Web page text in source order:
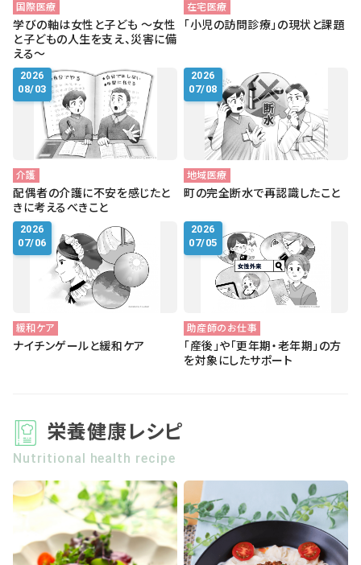
国際医療
学びの軸は女性と子ども ～女性
と子どもの人生を支え、災害に備
える～
在宅医療
「小児の訪問診療」の現状と課題
2026
08/03
介護
配偶者の介護に不安を感じたと
きに考えるべきこと
2026
07/08
地域医療
町の完全断水で再認識したこと
2026
07/06
緩和ケア
ナイチンゲールと緩和ケア
2026
07/05
助産師のお仕事
「産後」や「更年期・老年期」の方
を対象にしたサポート
栄養健康レシピ
Nutritional health recipe